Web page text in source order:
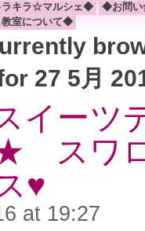
キラ☆マルシェ◆
◆お問
室について◆
27 5月
ーツ
スワ
♥
at 19:27